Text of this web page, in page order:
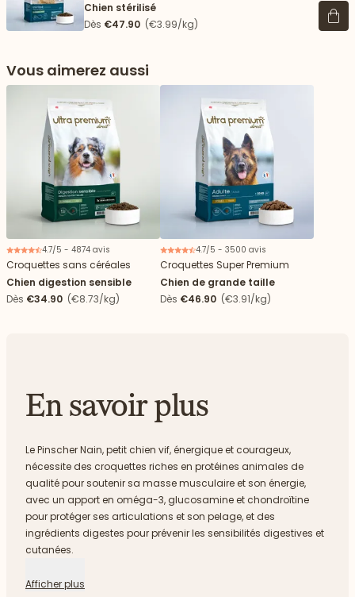
Chien stérilisé
Dès €47.90 (€3.99/kg) Voir
Vous aimerez aussi
4.7/5 - 4874 avis
Croquettes sans céréales
Chien digestion sensible
Dès €34.90 (€8.73/kg)
4.7/5 - 3500 avis
Croquettes Super Premium
Chien de grande taille
Dès €46.90 (€3.91/kg)
En savoir plus
Le Pinscher Nain, petit chien vif, énergique et courageux,
nécessite des croquettes riches en protéines animales de
qualité pour soutenir sa masse musculaire et son énergie,
avec un apport en oméga-3, glucosamine et chondroïtine
pour protéger ses articulations et son pelage, et des
ingrédients digestes pour prévenir les sensibilités digestives et
cutanées.
Afficher plus